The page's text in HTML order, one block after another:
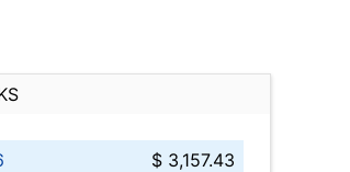
$ 3,157.43